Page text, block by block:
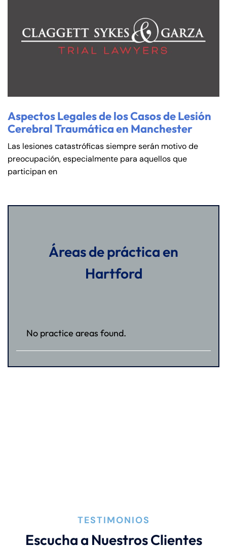
Aspectos Legales de los Casos de Lesión
Cerebral Traumática en Manchester
Las lesiones catastróficas siempre serán motivo de
preocupación, especialmente para aquellos que
participan en
Áreas de práctica en
Hartford
No practice areas found.
TESTIMONIOS
Escucha a Nuestros Clientes